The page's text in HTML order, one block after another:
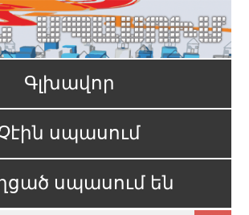
Գլխավոր
սպասում
սպասում են